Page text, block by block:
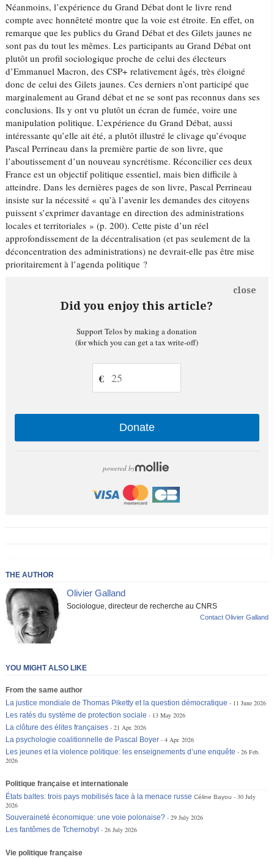
Néanmoins, l’expérience du Grand Débat dont le livre rend
compte avec honnêteté montre que la voie est étroite. En effet, on
remarque que les publics du Grand Débat et des Gilets jaunes ne
sont pas du tout les mêmes. Les participants au Grand Débat ont
plutôt un profil sociologique proche de celui des électeurs
d’Emmanuel Macron, des CSP+ relativement âgés, très éloigné
donc de celui des Gilets jaunes. Ces derniers n’ont participé que
marginalement au Grand débat et ne se sont pas reconnus dans ses
conclusions. Ils y ont vu plutôt un écran de fumée, voire une
manipulation politique. L’expérience du Grand Débat, aussi
intéressante qu’elle ait été, a plutôt illustré le clivage qu’évoque
Pascal Perrineau dans la première partie de son livre, que
l’aboutissement d’un nouveau syncrétisme. Réconcilier ces deux
France est un objectif politique essentiel, mais bien difficile à
atteindre. Dans les dernières pages de son livre, Pascal Perrineau
insiste sur la nécessité « qu’à l’avenir les demandes des citoyens
puissent s’exprimer davantage en direction des administrations
locales et territoriales » (p. 200). Cette piste d’un réel
approfondissement de la décentralisation (et pas seulement de la
déconcentration des administrations) ne devrait-elle pas être mise
prioritairement à l’agenda politique ?
Did you enjoy this article?
close
Support Telos by making a donation
(for which you can get a tax write-off)
€
Donate
powered by
THE AUTHOR
Olivier Galland
Sociologue, directeur de recherche au CNRS
Contact Olivier Galland
YOU MIGHT ALSO LIKE
From the same author
La justice mondiale de Thomas Piketty et la question démocratique
11 June 2026
Les ratés du système de protection sociale
13 May 2026
La clôture des élites françaises
21 Apr. 2026
La psychologie coalitionnelle de Pascal Boyer
4 Apr. 2026
Les jeunes et la violence politique: les enseignements d’une enquête
26 Feb.
2026
Politique française et internationale
États baltes: trois pays mobilisés face à la menace russe Céline Bayou
30 July
2026
Souveraineté économique: une voie polonaise?
29 July 2026
Les fantômes de Tchernobyl
26 July 2026
Vie politique française